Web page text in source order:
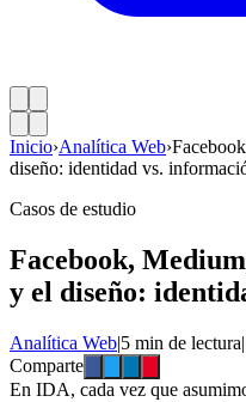
Inicio›Analítica Web›
diseño: identidad vs.
Casos de estudio
Facebook,
y el diseño:
Analítica Web|5 min de lectura|
Comparte
En IDA, cada vez que